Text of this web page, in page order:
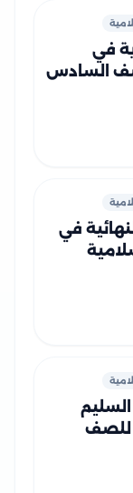
في
السادس
من سلاح
في
الترم
للصف
الثاني